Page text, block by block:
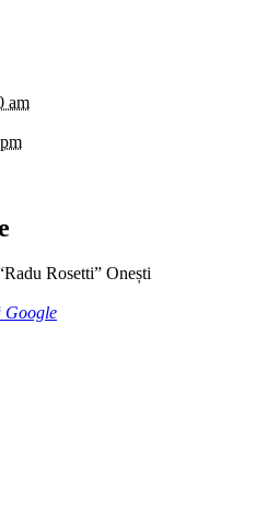
am
Rosetti” Onești